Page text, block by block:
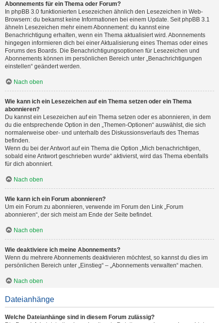
Abonnements für ein Thema oder Forum?
In phpBB 3.0 funktionierten Lesezeichen ähnlich den Lesezeichen in Web-
Browsern: du bekamst keine Informationen bei einem Update. Seit phpBB 3.1
ähneln Lesezeichen mehr einem Abonnement: du kannst eine
Benachrichtigung erhalten, wenn ein Thema aktualisiert wird. Abonnements
hingegen informieren dich bei einer Aktualisierung eines Themas oder eines
Forums des Boards. Die Benachrichtigungsoptionen für Lesezeichen und
Abonnements können im persönlichen Bereich unter „Benachrichtigungen
einstellen“ geändert werden.
Nach oben
Wie kann ich ein Lesezeichen auf ein Thema setzen oder ein Thema
abonnieren?
Du kannst ein Lesezeichen auf ein Thema setzen oder es abonnieren, in dem
du die entsprechende Option in den „Themen-Optionen“ auswählst, die sich
normalerweise ober- und unterhalb des Diskussionsverlaufs des Themas
befinden.
Wenn du bei der Antwort auf ein Thema die Option „Mich benachrichtigen,
sobald eine Antwort geschrieben wurde“ aktivierst, wird das Thema ebenfalls
für dich abonniert.
Nach oben
Wie kann ich ein Forum abonnieren?
Um ein Forum zu abonnieren, verwende im Forum den Link „Forum
abonnieren“, der sich meist am Ende der Seite befindet.
Nach oben
Wie deaktiviere ich meine Abonnements?
Wenn du mehrere Abonnements deaktivieren möchtest, so kannst du dies im
persönlichen Bereich unter „Einstieg“ – „Abonnements verwalten“ machen.
Nach oben
Dateianhänge
Welche Dateianhänge sind in diesem Forum zulässig?